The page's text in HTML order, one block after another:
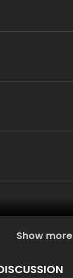
Show more